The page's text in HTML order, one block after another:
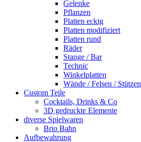
Gelenke
Pflanzen
Platten eckig
Platten modifiziert
Platten rund
Räder
Stange / Bar
Technic
Winkelplatten
Wände / Felsen / Stützen
Custom Teile
Cocktails, Drinks & Co
3D gedruckte Elemente
diverse Spielwaren
Brio Bahn
Aufbewahrung